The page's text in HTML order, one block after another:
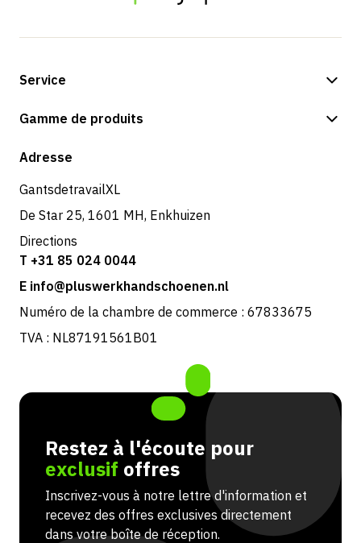
Service
Options de paiement
Retours et service
Gamme de produits
Boutique
Adresse
GantsdetravailXL
De Star 25, 1601 MH, Enkhuizen
Directions
T +31 85 024 0044
E info@pluswerkhandschoenen.nl
Numéro de la chambre de commerce : 67833675
TVA : NL87191561B01
Restez à l'écoute pour
exclusif offres
Inscrivez-vous à notre lettre d'information et
recevez des offres exclusives directement
dans votre boîte de réception.